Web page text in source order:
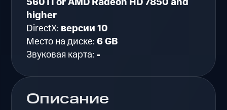
Описание
higher
DirectX: версии 10
Место на диске:6 GB
Звуковая карта: -